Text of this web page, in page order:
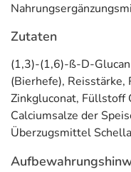
Zutaten
(1,3)-(1,6)-ß-D-Glucan
(Bierhefe),
Zinkgluconat,
Calciumsalze der
Überzugsmittel